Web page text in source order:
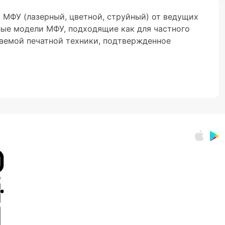
(лазерный, цветной, струйный) от ведущих
модели МФУ, подходящие как для частного
печатной техники, подтвержденное
обходится значительно дешевле, чем
копирования, позволяя использовать
присутствовать опция сканирования,
одном устройстве. За счет этого снижаются